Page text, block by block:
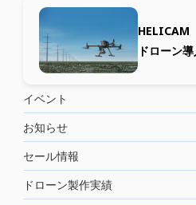
HELICAM
ドローン
イベント
お知らせ
セール情報
ドローン製作実績